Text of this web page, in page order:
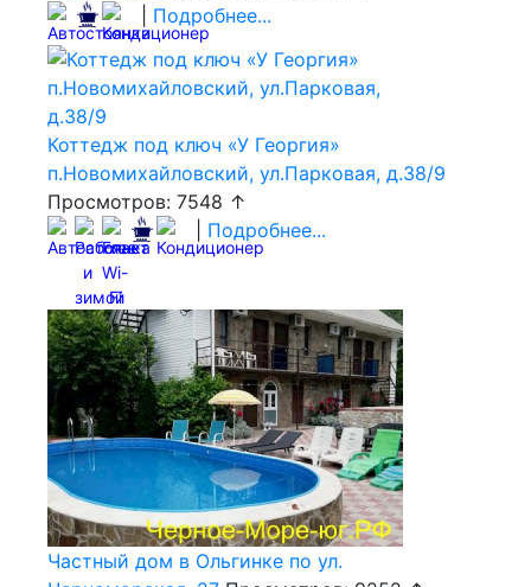
Подробнее...
Коттедж под ключ «У Георгия»
п.Новомихайловский, ул.Парковая, д.38/9
Просмотров: 7548 ↑
Подробнее...
Частный дом в Ольгинке по ул.